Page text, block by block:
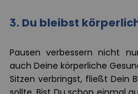
3. Du bleibst
Pausen verbessern nicht
auch Deine körperliche
Sitzen verbringst, fließt Dein